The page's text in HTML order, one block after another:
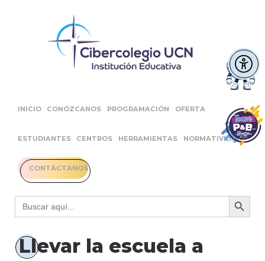
INICIO CONÓZCANOS PROGRAMACIÓN OFERTA
ESTUDIANTES CENTROS HERRAMIENTAS NORMATIVIDAD
CONTÁCTANOS
Buscar: Botón
Llevar la escuela a